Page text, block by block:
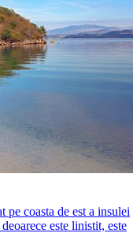
pe coasta de est a insulei
este linistit, este